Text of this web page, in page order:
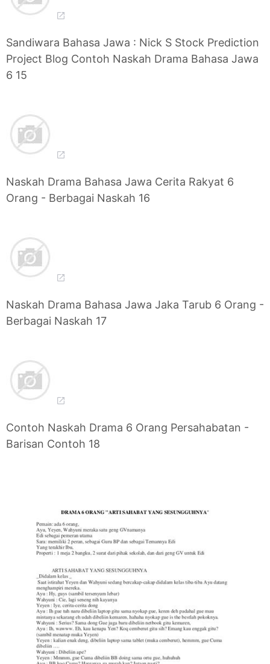
Sandiwara Bahasa Jawa : Nick S Stock Prediction
Project Blog Contoh Naskah Drama Bahasa Jawa
6 15
Naskah Drama Bahasa Jawa Cerita Rakyat 6
Orang - Berbagai Naskah 16
Naskah Drama Bahasa Jawa Jaka Tarub 6 Orang -
Berbagai Naskah 17
Contoh Naskah Drama 6 Orang Persahabatan -
Barisan Contoh 18